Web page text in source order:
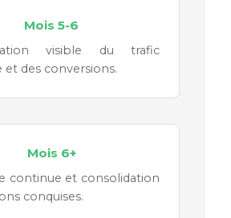
Mois 5-6
visible du trafic
et des conversions.
Mois 6+
continue et consolidation
conquises.